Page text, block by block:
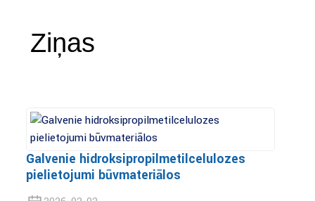
Ziņas
Galvenie hidroksipropilmetilcelulozes
pielietojumi būvmateriālos